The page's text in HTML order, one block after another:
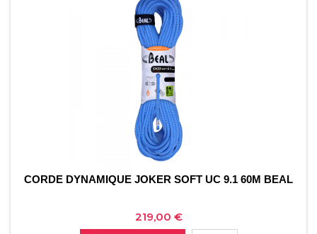
CORDE DYNAMIQUE JOKER SOFT UC 9.1 60M BEAL
Prix
219,00 €